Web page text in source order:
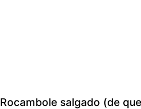
Rocambole salgado (de